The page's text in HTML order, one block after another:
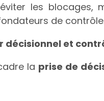
les blocages,
de
décisionnel et
la prise de